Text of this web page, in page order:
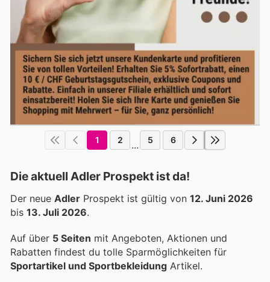
1 2 ... 5 6
Die aktuell Adler Prospekt ist da!
Der neue Adler Prospekt ist gültig von 12. Juni 2026
bis 13. Juli 2026.
Auf über 5 Seiten mit Angeboten, Aktionen und
Rabatten findest du tolle Sparmöglichkeiten für
Sportartikel und Sportbekleidung Artikel.